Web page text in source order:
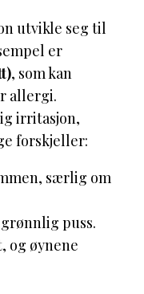
utvikle seg til
er
, som kan
allergi.
irritasjon,
forskjeller:
særlig om
puss.
og øynene